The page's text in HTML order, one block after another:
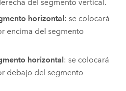
del segmento vertical.
horizontal: se colocará
encima del segmento
horizontal: se colocará
debajo del segmento